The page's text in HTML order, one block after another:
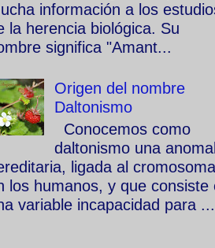
información a los
la herencia biológica. Su
significa "Amant...
Origen del nombre
Daltonismo
Conocemos como
daltonismo una
ligada al
los humanos, y que consiste
variable incapacidad para ...